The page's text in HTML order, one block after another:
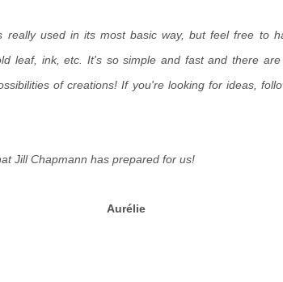
really used in its most basic way, but feel free to
leaf, ink, etc. It's so simple and fast and there
of creations! If you're looking for ideas,
Jill Chapmann has prepared for us!
Aurélie